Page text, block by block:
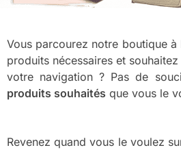
Vous parcourez notre boutique
produits nécessaires et
votre navigation ? Pas de
produits souhaités que vous le
Revenez quand vous le voulez